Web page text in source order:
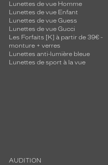
Lunettes de vue Homme
Lunettes de vue Enfant
Lunettes de vue Guess
Lunettes de vue Gucci
Les Forfaits [K] à partir de 39€ -
monture + verres
Lunettes anti-lumière bleue
Lunettes de sport à la vue
AUDITION